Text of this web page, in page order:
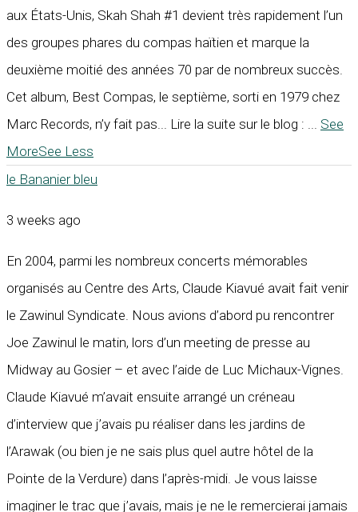
aux États-Unis, Skah Shah #1 devient très rapidement l’un
des groupes phares du compas haïtien et marque la
deuxième moitié des années 70 par de nombreux succès.
Cet album, Best Compas, le septième, sorti en 1979 chez
Marc Records, n’y fait pas... Lire la suite sur le blog : ... See
MoreSee Less
le Bananier bleu
3 weeks ago
En 2004, parmi les nombreux concerts mémorables
organisés au Centre des Arts, Claude Kiavué avait fait venir
le Zawinul Syndicate. Nous avions d’abord pu rencontrer
Joe Zawinul le matin, lors d’un meeting de presse au
Midway au Gosier – et avec l’aide de Luc Michaux-Vignes.
Claude Kiavué m’avait ensuite arrangé un créneau
d’interview que j’avais pu réaliser dans les jardins de
l’Arawak (ou bien je ne sais plus quel autre hôtel de la
Pointe de la Verdure) dans l’après-midi. Je vous laisse
imaginer le trac que j’avais, mais je ne le remercierai jamais